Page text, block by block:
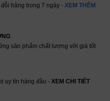
hàng trong 7 ngày - XEM THÊM
sản phẩm chất lượng với giá tốt
uy tín hàng đầu -XEM CHI TIẾT